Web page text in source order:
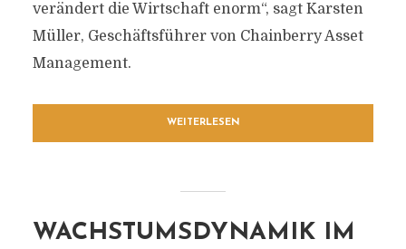
verändert die Wirtschaft enorm“, sagt Karsten
Müller, Geschäftsführer von Chainberry Asset
Management.
WEITERLESEN
WACHSTUMSDYNAMIK IM